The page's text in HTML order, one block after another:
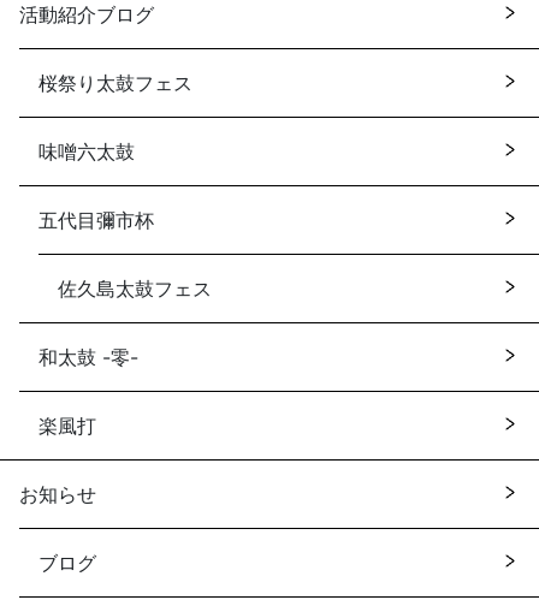
活動紹介ブログ
桜祭り太鼓フェス
味噌六太鼓
五代目彌市杯
佐久島太鼓フェス
和太鼓 -零-
楽風打
お知らせ
ブログ